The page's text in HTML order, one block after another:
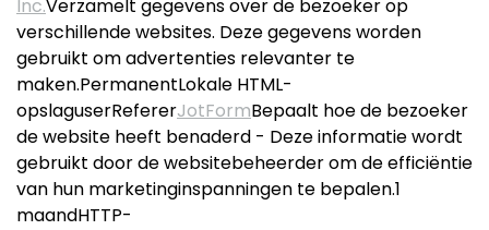
Inc.Verzamelt gegevens over de bezoeker op
verschillende websites. Deze gegevens worden
gebruikt om advertenties relevanter te
maken.PermanentLokale HTML-
opslaguserRefererJotFormBepaalt hoe de bezoeker
de website heeft benaderd - Deze informatie wordt
gebruikt door de websitebeheerder om de efficiëntie
van hun marketinginspanningen te bepalen.1
maandHTTP-